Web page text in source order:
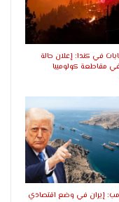
في كندا: إعلان حالة
مقاطعة كولومبيا
إيران في وضع اقتصادي